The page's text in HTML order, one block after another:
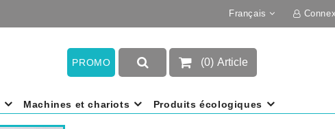
Français
(0) Article
PROMO
Machines et chariots Produits écologiques